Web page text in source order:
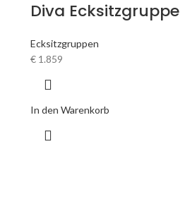
Diva Ecksitzgruppe
Ecksitzgruppen
€ 1.859
In den Warenkorb